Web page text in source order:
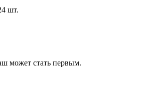
шт.
может стать первым.